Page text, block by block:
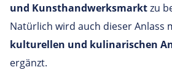
und Kunsthandwerksmarktzu
Natürlich wird auch dieser Anlass
kulturellen und kulinarischen
ergänzt.